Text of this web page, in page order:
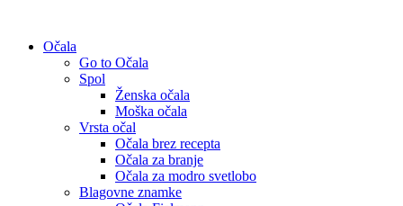
Očala
Go to Očala
Spol
Ženska očala
Moška očala
Vrsta očal
Očala brez recepta
Očala za branje
Očala za modro svetlobo
Blagovne znamke